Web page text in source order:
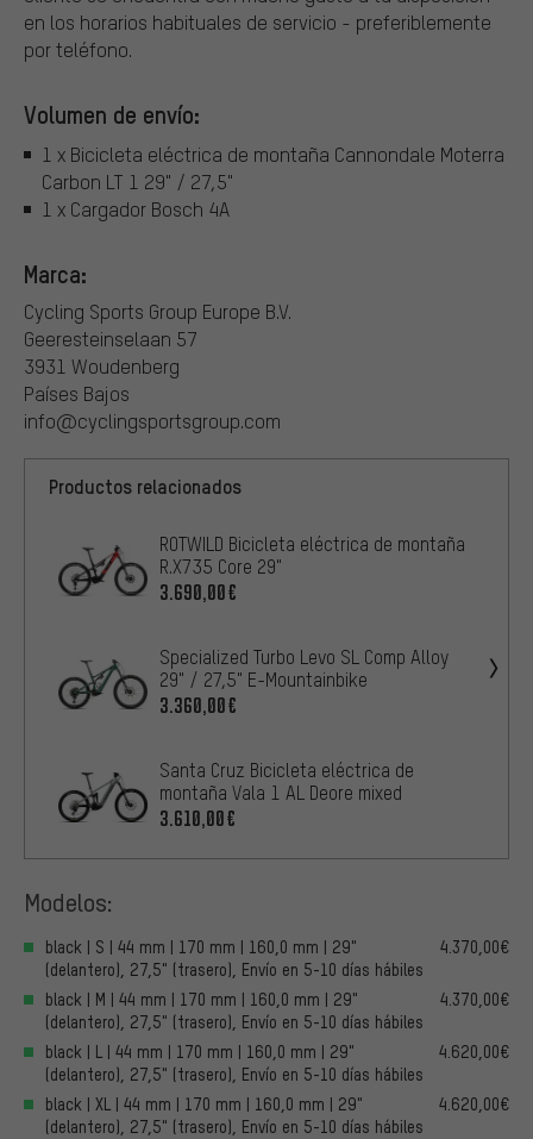
en los horarios habituales de servicio - preferiblemente
por teléfono.
Volumen de envío:
1 x Bicicleta eléctrica de montaña Cannondale Moterra
Carbon LT 1 29" / 27,5"
1 x Cargador Bosch 4A
Marca:
Cycling Sports Group Europe B.V.
Geeresteinselaan 57
3931 Woudenberg
Países Bajos
info@cyclingsportsgroup.com
Productos relacionados
ROTWILD Bicicleta eléctrica de montaña
R.X735 Core 29"
3.690,00€
Specialized Turbo Levo SL Comp Alloy
29" / 27,5" E-Mountainbike
3.360,00€
Santa Cruz Bicicleta eléctrica de
montaña Vala 1 AL Deore mixed
3.610,00€
Modelos:
black | S | 44 mm | 170 mm | 160,0 mm | 29"
(delantero), 27,5" (trasero), Envío en 5-10 días hábiles
4.370,00€
black | M | 44 mm | 170 mm | 160,0 mm | 29"
(delantero), 27,5" (trasero), Envío en 5-10 días hábiles
4.370,00€
black | L | 44 mm | 170 mm | 160,0 mm | 29"
(delantero), 27,5" (trasero), Envío en 5-10 días hábiles
4.620,00€
black | XL | 44 mm | 170 mm | 160,0 mm | 29"
(delantero), 27,5" (trasero), Envío en 5-10 días hábiles
4.620,00€